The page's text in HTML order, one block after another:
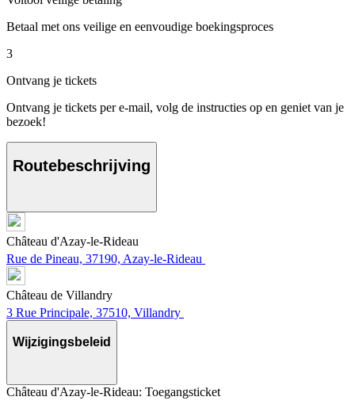
Betaal met ons veilige en eenvoudige boekingsproces
3
Ontvang je tickets
Ontvang je tickets per e-mail, volg de instructies op en geniet van je
bezoek!
Routebeschrijving
Château d'Azay-le-Rideau
Rue de Pineau, 37190, Azay-le-Rideau
Château de Villandry
3 Rue Principale, 37510, Villandry
Wijzigingsbeleid
Château d'Azay-le-Rideau: Toegangsticket